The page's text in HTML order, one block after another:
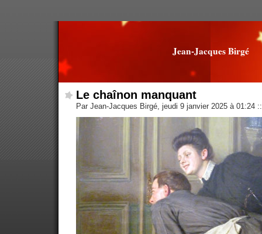
Jean-Jacques Birgé
Le chaînon manquant
Par Jean-Jacques Birgé, jeudi 9 janvier 2025 à 01:24 ::